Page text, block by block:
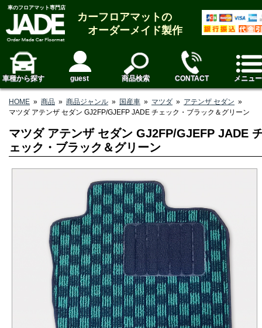
車のフロアマット専門店
カーフロアマットの
オーダーメイド製作
車種から探す guest 商品検索 CONTACT メニュー
HOME » 商品 » 商品ジャンル » 国産車 » マツダ » アテンザ セダン »
マツダ アテンザ セダン GJ2FP/GJEFP JADE チェック・ブラック＆グリーン
マツダ アテンザ セダン GJ2FP/GJEFP JADE
ェック・ブラック＆グリーン